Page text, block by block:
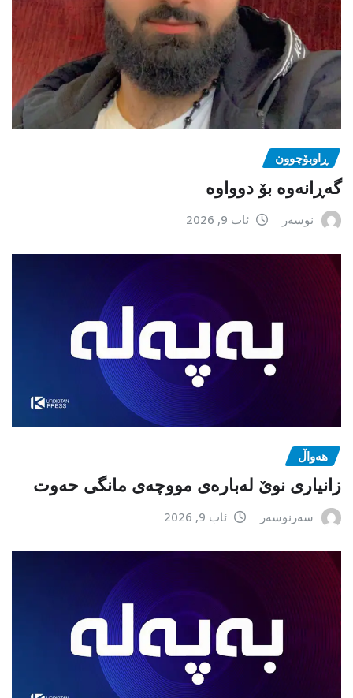
ڕاوبۆچوون
گەڕانەوە بۆ دوواوە
نوسەر ئاب 9, 2026
هەواڵ
زانیاری نوێ لەبارەی مووچەی مانگی حەوت
سەرنوسەر ئاب 9, 2026